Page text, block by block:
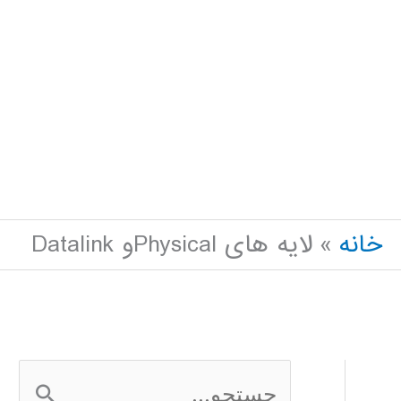
خانه
لایه های Physicalو Datalink